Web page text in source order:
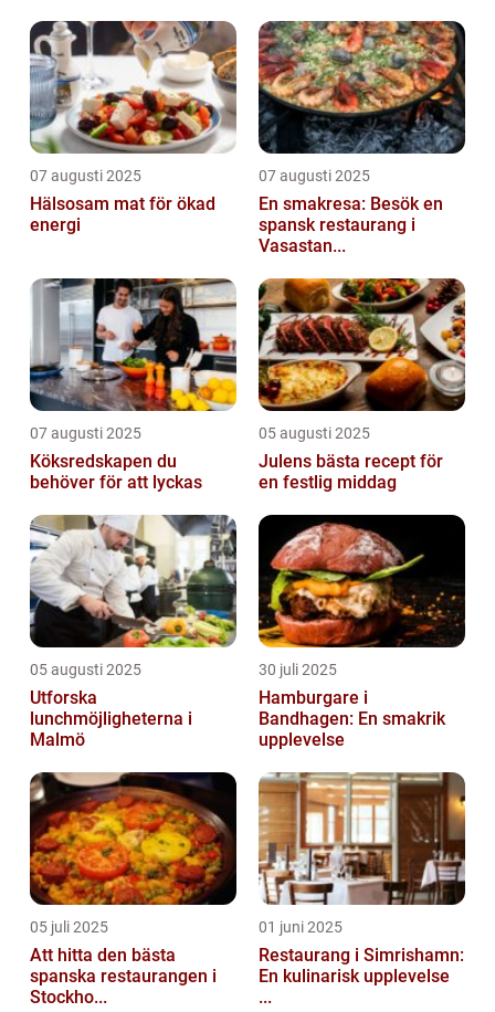
07 augusti 2025
Hälsosam mat för ökad
energi
07 augusti 2025
En smakresa: Besök en
spansk restaurang i
Vasastan...
07 augusti 2025
Köksredskapen du
behöver för att lyckas
05 augusti 2025
Julens bästa recept för
en festlig middag
05 augusti 2025
Utforska
lunchmöjligheterna i
Malmö
30 juli 2025
Hamburgare i
Bandhagen: En smakrik
upplevelse
05 juli 2025
Att hitta den bästa
spanska restaurangen i
Stockho...
01 juni 2025
Restaurang i Simrishamn:
En kulinarisk upplevelse
...